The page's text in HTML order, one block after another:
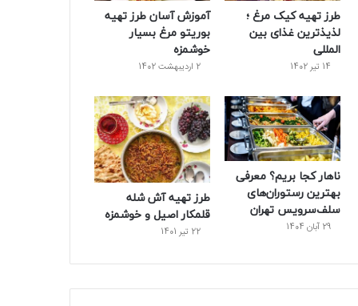
ت
طرز تهیه کیک مرغ ؛
لذیذترین غذای بین
المللی
14 تیر 1402
آموزش آسان طرز تهیه
بوریتو مرغ بسیار
خوشمزه
2 اردیبهشت 1402
ناهار کجا بریم؟ معرفی
بهترین رستوران‌های
سلف‌سرویس تهران
29 آبان 1404
طرز تهیه آش شله
قلمکار اصیل و خوشمزه
22 تیر 1401